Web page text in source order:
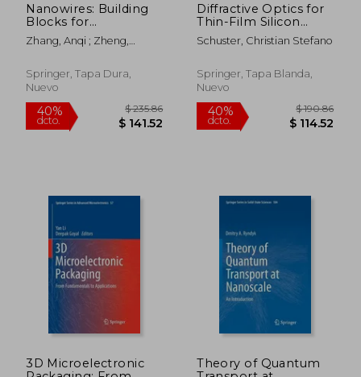
45%
dcto.
$ 333.42
$ 183.38
45%
dcto.
$
$
Nanowires: Building
Blocks for
Nanoscience and
Nanotechnology (en
Zhang, Anqi ; Zheng,
Charles
Springer, Tapa Dura,
Nuevo
Diffractive Optics for
Thin-Film Silicon
Solar Cells (en Inglés)
Schuster, Christian Stefano
Springer, Tapa Blanda,
Nuevo
3D Microelectronic
Theory of Quantum